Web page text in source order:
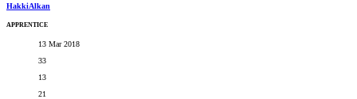
HakkiAlkan
APPRENTICE
13 Mar 2018
33
13
21